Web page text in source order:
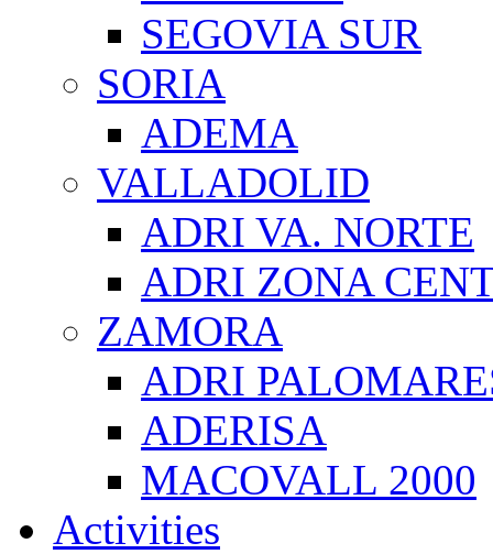
SEGOVIA SUR
SORIA
ADEMA
VALLADOLID
ADRI VA. NORTE
ADRI ZONA
ZAMORA
ADRI
ADERISA
MACOVALL 2000
Activities